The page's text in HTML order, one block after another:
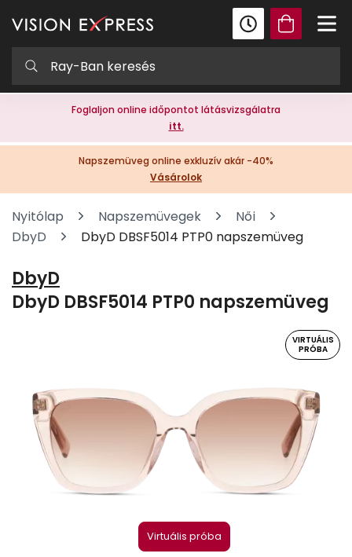
Foglaljon online időpontot látásvizsgálatra
itt.
Napszemüveg online exkluzív akár -40%
Vásárolok
Nyitólap Napszemüvegek
Női
DbyD
DbyD DBSF5014 PTP0 napszemüveg
DbyD
DbyD DBSF5014 PTP0 napszemüveg
VIRTUÁLIS
PRÓBA
Virtuális próba